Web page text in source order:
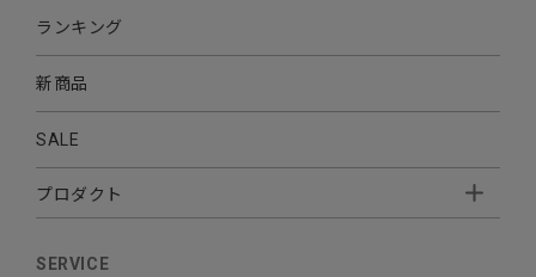
ランキング
新商品
SALE
プロダクト
AUDIO
SERVICE